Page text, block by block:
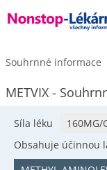
Souhrnné informace
METVIX -
Síla léku
160MG/
Obsahuje účinnou